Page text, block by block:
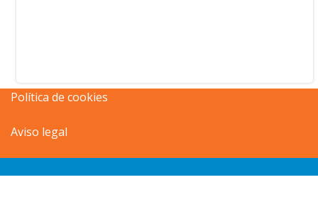
Política de cookies
Aviso legal